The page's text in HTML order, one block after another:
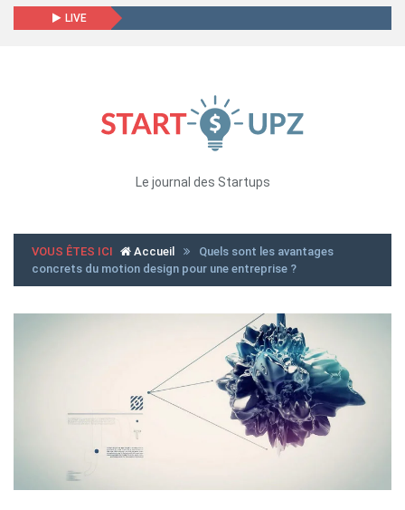
LIVE
Le journal des Startups
VOUS ÊTES ICI Accueil
Quels sont les avantages
concrets du motion design pour une entreprise ?